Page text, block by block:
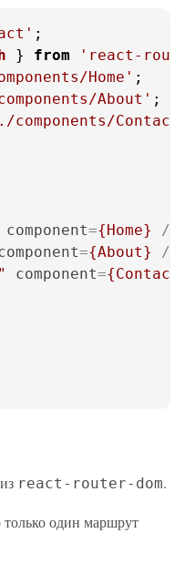
} from
'react-
Home'
About'
components/
component={Home}
/>
={About}
/>
component=
из react-router-dom.
только один маршрут